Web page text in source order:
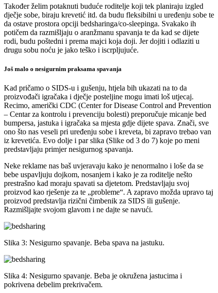
Također želim potaknuti buduće roditelje koji tek planiraju izgled
dječje sobe, biraju krevetić itd. da budu fleksibilni u uređenju sobe te
da ostave prostora opciji bedsharinga/co-sleepinga. Svakako ih
potičem da razmišljaju o aranžmanu spavanja te da kad se dijete
rodi, budu poštedni i prema majci koja doji. Jer dojiti i odlaziti u
drugu sobu noću je jako teško i iscrpljujuće.
Još malo o nesigurnim praksama spavanja
Kad pričamo o SIDS-u i gušenju, htjela bih ukazati na to da
proizvođači igračaka i dječje posteljine mogu imati loš utjecaj.
Recimo, američki CDC (Center for Disease Control and Prevention
– Centar za kontrolu i prevenciju bolesti) preporučuje micanje bed
bumpersa, jastuka i igračaka sa mjesta gdje dijete spava. Znači, sve
ono što nas veseli pri uređenju sobe i kreveta, bi zapravo trebao van
iz krevetića. Evo dolje i par slika (Slike od 3 do 7) koje po meni
predstavljaju primjer nesigurnog spavanja.
Neke reklame nas baš uvjeravaju kako je nenormalno i loše da se
bebe uspavljuju dojkom, nosanjem i kako je za roditelje nešto
prestrašno kad moraju spavati sa djetetom. Predstavljaju svoj
proizvod kao rješenje za te „probleme“. A zapravo možda upravo taj
proizvod predstavlja rizični čimbenik za SIDS ili gušenje.
Razmišljajte svojom glavom i ne dajte se navući.
Slika 3: Nesigurno spavanje. Beba spava na jastuku.
Slika 4: Nesigurno spavanje. Beba je okružena jastucima i
pokrivena debelim prekrivačem.